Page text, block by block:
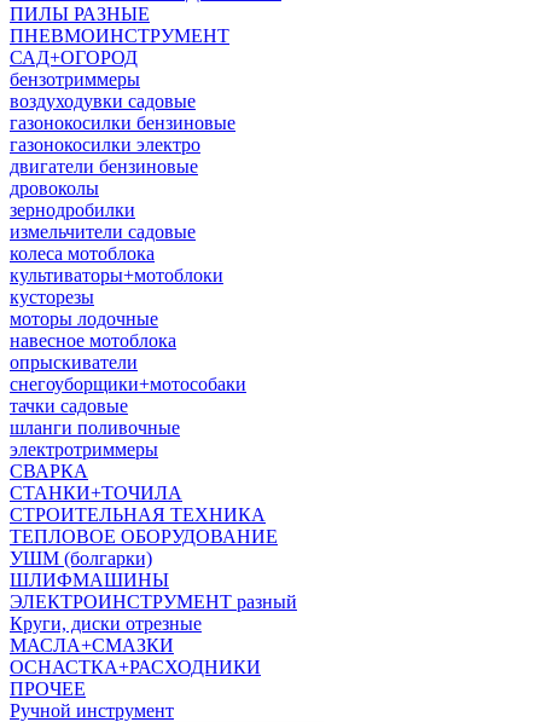
ПИЛЫ РАЗНЫЕ
ПНЕВМОИНСТРУМЕНТ
САД+ОГОРОД
бензотриммеры
воздуходувки садовые
газонокосилки бензиновые
газонокосилки электро
двигатели бензиновые
дровоколы
зернодробилки
измельчители садовые
колеса мотоблока
культиваторы+мотоблоки
кусторезы
моторы лодочные
навесное мотоблока
опрыскиватели
снегоуборщики+мотособаки
тачки садовые
шланги поливочные
электротриммеры
СВАРКА
СТАНКИ+ТОЧИЛА
СТРОИТЕЛЬНАЯ ТЕХНИКА
ТЕПЛОВОЕ ОБОРУДОВАНИЕ
УШМ (болгарки)
ШЛИФМАШИНЫ
ЭЛЕКТРОИНСТРУМЕНТ разный
Круги, диски отрезные
МАСЛА+СМАЗКИ
ОСНАСТКА+РАСХОДНИКИ
ПРОЧЕЕ
Ручной инструмент